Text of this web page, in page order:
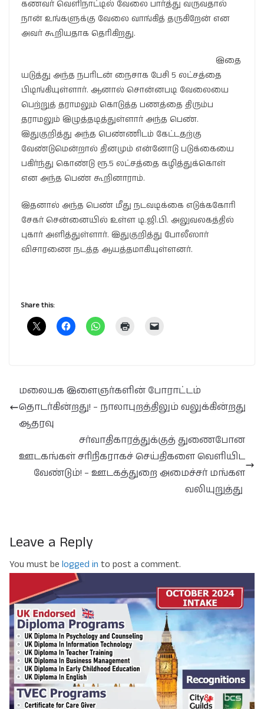
கணவர் வெளிநாட்டில் வேலை பார்த்து வருவதால்
நான் உங்களுக்கு வேலை வாங்கித் தருகிறேன் என
அவர் கூறியதாக தெரிகிறது.
இதை
யடுத்து அந்த நபரிடன் நைசாக பேசி 5 லட்சத்தை
பிடிங்கியுள்ளார். ஆனால் சொன்னபடி வேலையை
பெற்றுத் தராமலும் கொடுத்த பணத்தை திரும்ப
தராமலும் இழுத்தடித்துள்ளார் அந்த பெண்.
இதுகுறித்து அந்த பெண்ணிடம் கேட்டதற்கு
வேண்டுமென்றால் தினமும் என்னோடு படுக்கையை
பகிர்ந்து கொண்டு ரூ.5 லட்சத்தை கழித்துக்கொள்
என அந்த பெண் கூறினாராம்.
இதனால் அந்த பெண் மீது நடவடிக்கை எடுக்ககோரி
சேகர் சென்னையில் உள்ள டி.ஜி.பி. அலுவலகத்தில்
புகார் அளித்துள்ளார். இதுகுறித்து போலீஸார்
விசாரணை நடத்த ஆயத்தமாகியுள்ளனர்.
Share this:
மலையக இளைஞர்களின் போராட்டம்
தொடர்கின்றது! – நாலாபுறத்திலும் வலுக்கின்றது
ஆதரவு
சர்வாதிகாரத்துக்குத் துணைபோன
ஊடகங்கள் சரிநிகராகச் செய்திகளை வெளியிட
வேண்டும்! – ஊடகத்துறை அமைச்சர் மங்கள
வலியுறுத்து
Leave a Reply
You must be logged in to post a comment.